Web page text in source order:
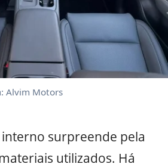
Alvim Motors
surpreende pela
utilizados. Há